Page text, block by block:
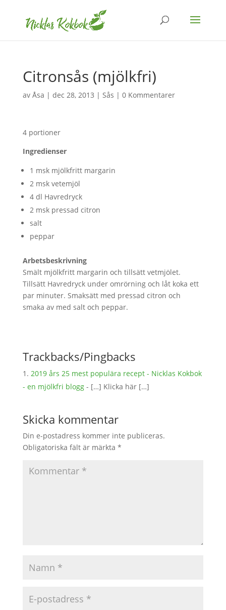
Citronsås (mjölkfri)
av Åsa | dec 28, 2013 | Sås | 0 Kommentarer
4 portioner
Ingredienser
1 msk mjölkfritt margarin
2 msk vetemjöl
4 dl Havredryck
2 msk pressad citron
salt
peppar
Arbetsbeskrivning
Smält mjölkfritt margarin och tillsätt vetmjölet.
Tillsätt Havredryck under omrörning och låt koka ett
par minuter. Smaksätt med pressad citron och
smaka av med salt och peppar.
Trackbacks/Pingbacks
2019 års 25 mest populära recept - Nicklas Kokbok
- en mjölkfri blogg- […] Klicka här […]
Skicka kommentar
Din e-postadress kommer inte publiceras.
Obligatoriska fält är märkta *